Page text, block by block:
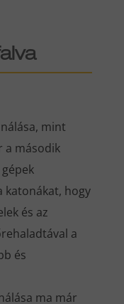
mint
a második
katonákat, hogy
és az
a
és
ma már